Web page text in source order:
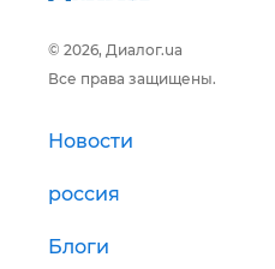
© 2026, Диалог.ua
Все права защищены.
Новости
россия
Блоги